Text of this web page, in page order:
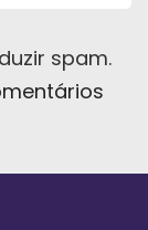
spam.